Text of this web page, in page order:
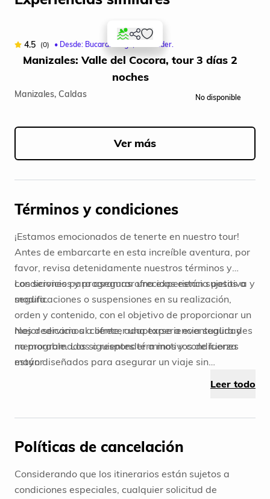
4.5 (0) • Desde: Bucaramanga, Santander.
Manizales: Valle del Cocora, tour 3 días 2
noches
Manizales, Caldas No disponible
1
5
Ver más
Términos y condiciones
¡Estamos emocionados de tenerte en nuestro tour!
Antes de embarcarte en esta increíble aventura, por
favor, revisa detenidamente nuestros términos y
condiciones para asegurar una experiencia positiva y
segura.
Los servicios y programas ofrecidos están sujetos a
modificaciones o suspensiones en su realización,
orden y contenido, con el objetivo de proporcionar un
mejor servicio al cliente, adaptarse a eventualidades
no programadas o responder a motivos de fuerza
mayor.
que no estén incluidos en el paquete original,
conllevará un cargo adicional.
Ninguna reserva se considera garantizada hasta
recibir el pago total por parte del cliente y/o agencia.
Nos dedicamos a ofrecer una experiencia segura y
memorable. Los siguientes términos y condiciones
están diseñados para asegurar un viaje sin
en ponerte en contacto con nosotros. ¡Estamos
Leer todo
Políticas de cancelación
Considerando que los itinerarios están sujetos a
condiciones especiales, cualquier solicitud de